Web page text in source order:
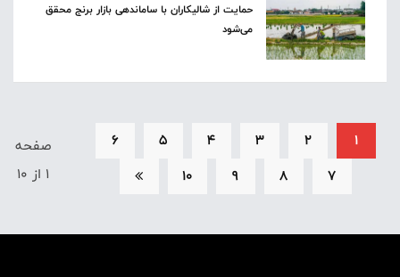
حمایت از شالیکاران با ساماندهی بازار برنج محقق
می‌شود
1
2
3
4
5
6
7
8
9
10
صفحه
1 از 10